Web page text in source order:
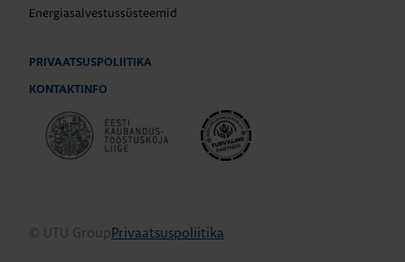
Energiasalvestussüsteemid
PRIVAATSUSPOLIITIKA
KONTAKTINFO
© UTU GroupPrivaatsuspoliitika